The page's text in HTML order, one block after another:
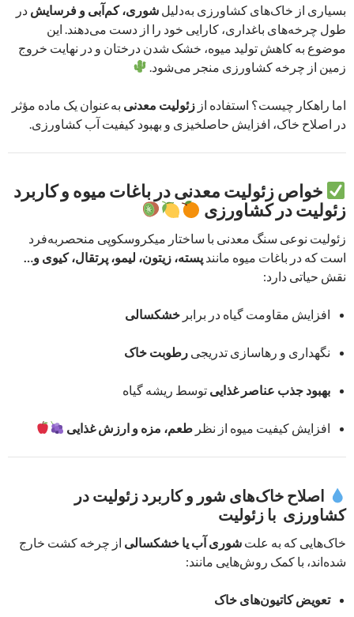
بسیاری از خاک‌های کشاورزی به‌دلیل شوری، کم‌آبی و فرسایش در
طول چرخه‌های باغداری، کارایی خود را از دست می‌دهند. این
موضوع به کاهش تولید میوه، خشک شدن درختان و در نهایت خروج
زمین از چرخه کشاورزی منجر می‌شود.
اما راهکار چیست؟ استفاده از زئولیت معدنی به‌عنوان یک ماده مؤثر
در اصلاح خاک، افزایش حاصلخیزی و بهبود کیفیت آب کشاورزی.
خواص زئولیت معدنی در باغات میوه و کاربرد
زئولیت در کشاورزی
زئولیت نوعی سنگ معدنی با ساختار میکروسکوپی منحصر‌به‌فرد
است که در باغات میوه مانند پسته، زیتون، لیمو، پرتقال، کیوی و…
نقش حیاتی دارد:
افزایش مقاومت گیاه در برابر خشکسالی
نگهداری و رهاسازی تدریجی رطوبت خاک
بهبود جذب عناصر غذایی توسط ریشه گیاه
افزایش کیفیت میوه از نظر طعم، مزه و ارزش غذایی
اصلاح خاک‌های شور و کاربرد زئولیت در
کشاورزی با زئولیت
خاک‌هایی که به علت شوری آب یا خشکسالی از چرخه کشت خارج
شده‌اند، با کمک روش‌هایی مانند:
تعویض کاتیون‌های خاک